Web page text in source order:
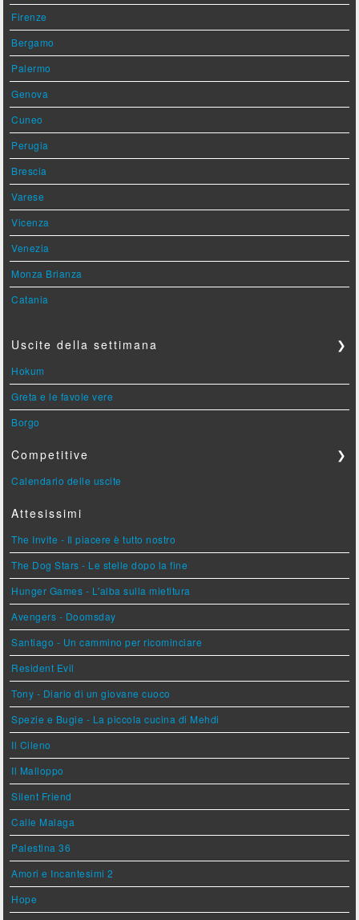
Firenze
Bergamo
Palermo
Genova
Cuneo
Perugia
Brescia
Varese
Vicenza
Venezia
Monza Brianza
Catania
Uscite della settimana ❯
Hokum
Greta e le favole vere
Borgo
Competitive ❯
Calendario delle uscite
Attesissimi
The Invite - Il piacere è tutto nostro
The Dog Stars - Le stelle dopo la fine
Hunger Games - L'alba sulla mietitura
Avengers - Doomsday
Santiago - Un cammino per ricominciare
Resident Evil
Tony - Diario di un giovane cuoco
Spezie e Bugie - La piccola cucina di Mehdi
Il Cileno
Il Malloppo
Silent Friend
Calle Malaga
Palestina 36
Amori e Incantesimi 2
Hope